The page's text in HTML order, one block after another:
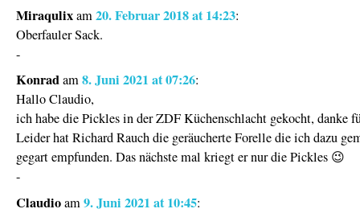
Miraqulixam20. Februar 2018 at 14:23:
Oberfauler Sack.
-
Konradam8. Juni 2021 at 07:26:
Hallo Claudio,
ich habe die Pickles in der ZDF Küchenschlacht gekocht, danke
Leider hat Richard Rauch die geräucherte Forelle die ich dazu
gegart empfunden. Das nächste mal kriegt er nur die Pickles 😉
-
Claudioam9. Juni 2021 at 10:45: